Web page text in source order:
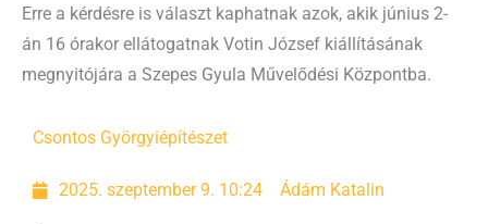
Erre a kérdésre is választ kaphatnak azok, akik június 2-
án 16 órakor ellátogatnak Votin József kiállításának
megnyitójára a Szepes Gyula Művelődési Központba.
Csontos Györgyiépítészet
2025. szeptember 9. 10:24 Ádám Katalin